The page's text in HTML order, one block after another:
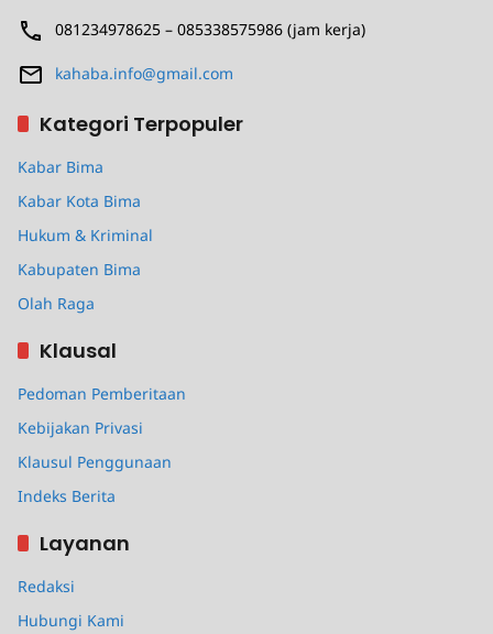
081234978625 – 085338575986 (jam kerja)
kahaba.info@gmail.com
Kategori Terpopuler
Kabar Bima
Kabar Kota Bima
Hukum & Kriminal
Kabupaten Bima
Olah Raga
Klausal
Pedoman Pemberitaan
Kebijakan Privasi
Klausul Penggunaan
Indeks Berita
Layanan
Redaksi
Hubungi Kami